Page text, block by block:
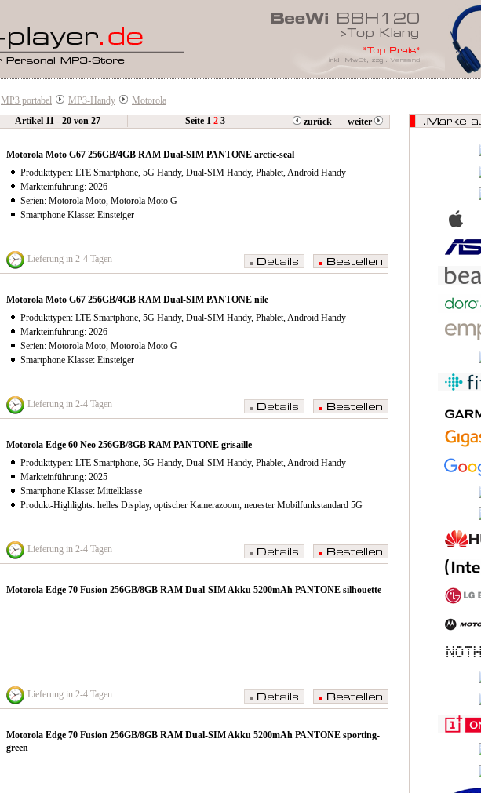
MP3 portabel MP3-Handy
Motorola
Artikel 11 - 20 von 27
Seite 1 2 3 zurück weiter
Motorola Moto G67 256GB/4GB RAM Dual-SIM PANTONE arctic-seal
Produkttypen: LTE Smartphone, 5G Handy, Dual-SIM Handy, Phablet, Android Handy
Markteinführung: 2026
Serien: Motorola Moto, Motorola Moto G
Smartphone Klasse: Einsteiger
Lieferung in 2-4 Tagen
Motorola Moto G67 256GB/4GB RAM Dual-SIM PANTONE nile
Produkttypen: LTE Smartphone, 5G Handy, Dual-SIM Handy, Phablet, Android Handy
Markteinführung: 2026
Serien: Motorola Moto, Motorola Moto G
Smartphone Klasse: Einsteiger
Lieferung in 2-4 Tagen
Motorola Edge 60 Neo 256GB/8GB RAM PANTONE grisaille
Produkttypen: LTE Smartphone, 5G Handy, Dual-SIM Handy, Phablet, Android Handy
Markteinführung: 2025
Smartphone Klasse: Mittelklasse
Produkt-Highlights: helles Display, optischer Kamerazoom, neuester Mobilfunkstandard 5G
Lieferung in 2-4 Tagen
Motorola Edge 70 Fusion 256GB/8GB RAM Dual-SIM Akku 5200mAh PANTONE silhouette
Lieferung in 2-4 Tagen
Motorola Edge 70 Fusion 256GB/8GB RAM Dual-SIM Akku 5200mAh PANTONE sporting-
green